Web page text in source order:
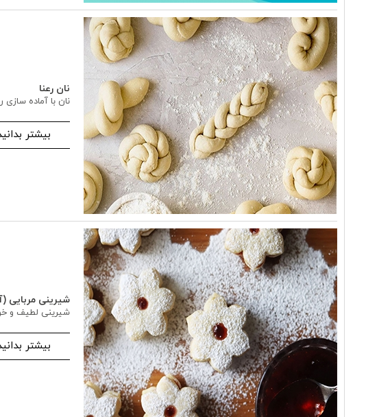
نان رعنا
نان با آماده
بیشتر
شیرینی مربایی
شیرینی لطیف و
بیشتر